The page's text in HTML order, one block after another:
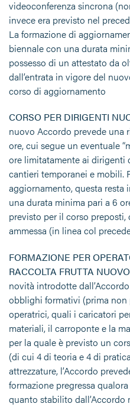
videoconferenza sincrona
invece era previsto nel
La formazione di
biennale con una durata
possesso di un attestato da
dall’entrata in vigore del
corso di aggiornamento
CORSO PER DIRIGENTI
nuovo Accordo prevede una
ore, cui segue un eventuale
ore limitatamente ai dirigenti
cantieri temporanei e mobili.
aggiornamento, questa resta
una durata minima pari a 6
previsto per il corso
ammessa (in linea col
FORMAZIONE PER
RACCOLTA FRUTTA
novità introdotte
obblighi formativi (prima
operatrici, quali i caricatori
materiali, il carroponte e la
per la quale è previsto un
(di cui 4 di teoria e 4 di
attrezzature, l’Accordo
formazione pregressa
quanto stabilito dall’Accordo